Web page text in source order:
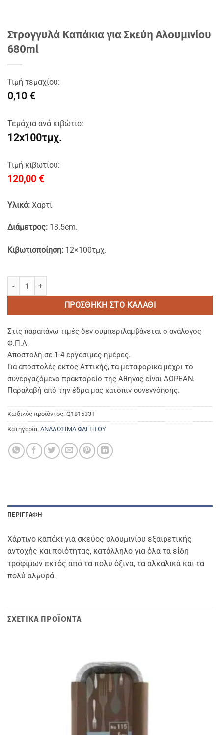
Στρογγυλά Καπάκια για Σκεύη Αλουμινίου
680ml
Τιμή τεμαχίου:
0,10 €
Τεμάχια ανά κιβώτιο:
12x100τμχ.
Τιμή κιβωτίου:
120,00 €
Υλικό: Χαρτί
Διάμετρος: 18.5cm.
Κιβωτιοποίηση: 12×100τμχ.
Στρογγυλά Καπάκια για Σκεύη Αλουμινίου 680ml ποσότητα
ΠΡΟΣΘΉΚΗ ΣΤΟ ΚΑΛΆΘΙ
Στις παραπάνω τιμές δεν συμπεριλαμβάνεται ο ανάλογος
Φ.Π.Α.
Αποστολή σε 1-4 εργάσιμες ημέρες.
Για αποστολές εκτός Αττικής, τα μεταφορικά μέχρι το
συνεργαζόμενο πρακτορείο της Αθήνας είναι ΔΩΡΕΑΝ.
Παραλαβή από την έδρα μας κατόπιν συνεννόησης.
Κωδικός προϊόντος: Q181533T
Κατηγορία: ΑΝΑΛΩΣΙΜΑ ΦΑΓΗΤΟΥ
ΠΕΡΙΓΡΑΦΉ
Χάρτινο καπάκι για σκεύος αλουμινίου εξαιρετικής
αντοχής και ποιότητας, κατάλληλο για όλα τα είδη
τροφίμων εκτός από τα πολύ όξινα, τα αλκαλικά και τα
πολύ αλμυρά.
ΣΧΕΤΙΚΆ ΠΡΟΪΌΝΤΑ